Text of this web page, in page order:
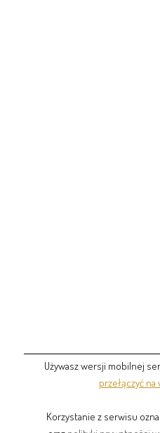
Używasz wersji mobilnej
przełączyć
Korzystanie z serwisu